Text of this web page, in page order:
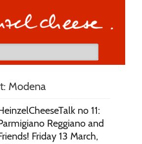
Modena
no 11:
Reggiano and
Friday 13 March,